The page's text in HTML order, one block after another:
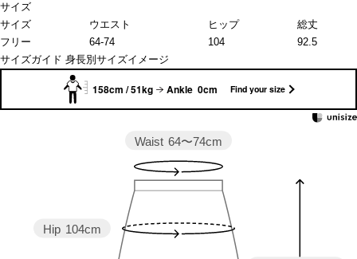
サイズ
サイズ
ウエスト ヒップ
総丈
フリー
64-74 104
92.5
サイズガイド 身長別サイズイメージ
158cm / 51kg Ankle 0cm Find your size
Hip 104cm
Waist 64〜74cm